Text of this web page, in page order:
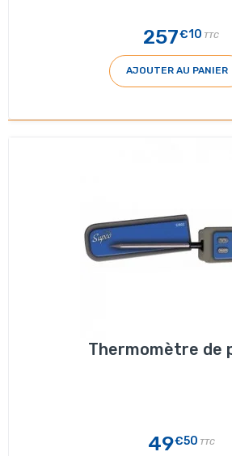
257€10 TTC
AJOUTER AU PANIER
Thermomètre de
49€50 TTC